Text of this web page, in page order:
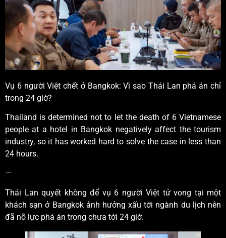
Vụ 6 người Việt chết ở Bangkok: Vì sao Thái Lan phá án chỉ
trong 24 giờ?
Thailand is determined not to let the death of 6 Vietnamese
people at a hotel in Bangkok negatively affect the tourism
industry, so it has worked hard to solve the case in less than
24 hours.
—
Thái Lan quyết không để vụ 6 người Việt tử vong tại một
khách sạn ở Bangkok ảnh hưởng xấu tới ngành du lịch nên
đã nỗ lực phá án trong chưa tới 24 giờ.